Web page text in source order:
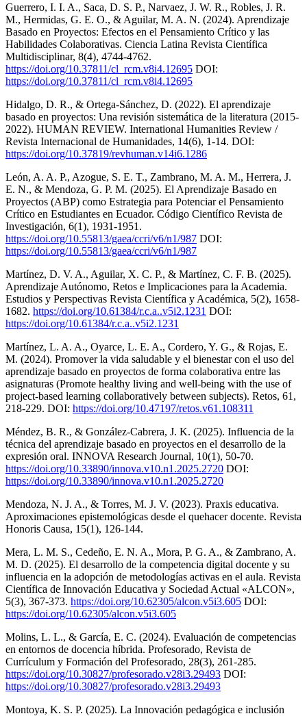
Guerrero, I. I. A., Saca, D. S. P., Narvaez, J. W. R., Robles, J. R.
M., Hermidas, G. E. O., & Aguilar, M. A. N. (2024). Aprendizaje
Basado en Proyectos: Efectos en el Pensamiento Crítico y las
Habilidades Colaborativas. Ciencia Latina Revista Científica
Multidisciplinar, 8(4), 4744-4762.
https://doi.org/10.37811/cl_rcm.v8i4.12695 DOI:
https://doi.org/10.37811/cl_rcm.v8i4.12695
Hidalgo, D. R., & Ortega-Sánchez, D. (2022). El aprendizaje
basado en proyectos: Una revisión sistemática de la literatura (2015-
2022). HUMAN REVIEW. International Humanities Review /
Revista Internacional de Humanidades, 14(6), 1-14. DOI:
https://doi.org/10.37819/revhuman.v14i6.1286
León, A. A. P., Azogue, S. E. T., Zambrano, M. A. M., Herrera, J.
E. N., & Mendoza, G. P. M. (2025). El Aprendizaje Basado en
Proyectos (ABP) como Estrategia para Potenciar el Pensamiento
Crítico en Estudiantes en Ecuador. Código Científico Revista de
Investigación, 6(1), 1931-1951.
https://doi.org/10.55813/gaea/ccri/v6/n1/987 DOI:
https://doi.org/10.55813/gaea/ccri/v6/n1/987
Martínez, D. V. A., Aguilar, X. C. P., & Martínez, C. F. B. (2025).
Aprendizaje Autónomo, Retos e Implicaciones para la Academia.
Estudios y Perspectivas Revista Científica y Académica, 5(2), 1658-
1682. https://doi.org/10.61384/r.c.a..v5i2.1231 DOI:
https://doi.org/10.61384/r.c.a..v5i2.1231
Martínez, L. A. A., Oyarce, L. E. A., Cordero, Y. G., & Rojas, E.
M. (2024). Promover la vida saludable y el bienestar con el uso del
aprendizaje basado en proyectos de forma colaborativa entre las
asignaturas (Promote healthy living and well-being with the use of
project-based learning collaboratively between subjects). Retos, 61,
218-229. DOI: https://doi.org/10.47197/retos.v61.108311
Méndez, B. R., & González-Cabrera, J. K. (2025). Influencia de la
técnica del aprendizaje basado en proyectos en el desarrollo de la
expresión oral. INNOVA Research Journal, 10(1), 50-70.
https://doi.org/10.33890/innova.v10.n1.2025.2720 DOI:
https://doi.org/10.33890/innova.v10.n1.2025.2720
Mendoza, N. J. A., & Torres, M. J. V. (2023). Praxis educativa.
Aproximaciones epistemológicas desde el quehacer docente. Revista
Honoris Causa, 15(1), 126-144.
Mera, L. M. S., Cedeño, E. N. A., Mora, P. G. A., & Zambrano, A.
M. D. (2025). El desarrollo de la competencia digital docente y su
influencia en la adopción de metodologías activas en el aula. Revista
Científica de Innovación Educativa y Sociedad Actual «ALCON»,
5(3), 367-373. https://doi.org/10.62305/alcon.v5i3.605 DOI:
https://doi.org/10.62305/alcon.v5i3.605
Molins, L. L., & García, E. C. (2024). Evaluación de competencias
en entornos de docencia híbrida. Profesorado, Revista de
Currículum y Formación del Profesorado, 28(3), 261-285.
https://doi.org/10.30827/profesorado.v28i3.29493 DOI:
https://doi.org/10.30827/profesorado.v28i3.29493
Montoya, K. S. P. (2025). La Innovación pedagógica e inclusión